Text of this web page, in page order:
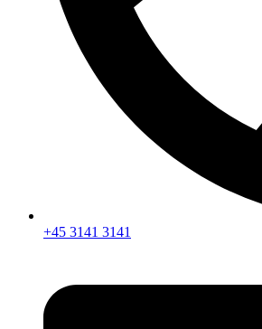
+45 3141 3141